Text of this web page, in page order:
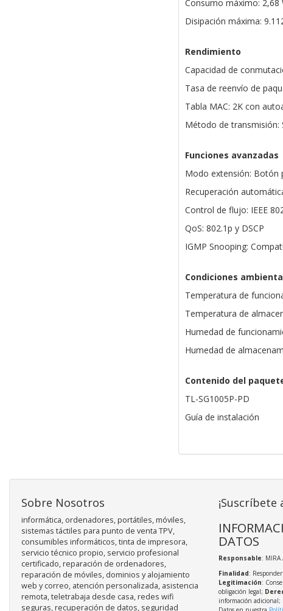
Consumo máximo: 2,68
Disipación máxima:
Rendimiento
Capacidad de
Tasa de reenvío de
Tabla MAC: 2K con
Método de transmisión:
Funciones avanzadas
Modo extensión: Botón
Recuperación
Control de flujo: IEEE
QoS: 802.1p y DSCP
IGMP Snooping:
Condiciones
Temperatura de
Temperatura de
Humedad de
Humedad de
Contenido del
TL-SG1005P-PD
Guía de instalación
Sobre Nosotros
informática, ordenadores, portátiles, móviles,
sistemas táctiles para punto de venta TPV,
consumibles informáticos, tinta de impresora,
servicio técnico propio, servicio profesional
certificado, reparación de ordenadores,
reparación de móviles, dominios y alojamiento
web y correo, atención personalizada, asistencia
remota, teletrabaja desde casa, redes wifi
seguras, recuperación de datos, seguridad
DATOS
Responsable: MIRA
Finalidad:
Legitimación:
obligación legal;
información adicional;